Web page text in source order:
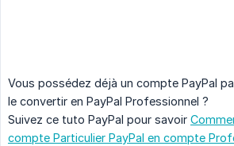
Vous possédez déjà un compte PayPal
le convertir en PayPal Professionnel ?
Suivez ce tuto PayPal pour savoir
compte Particulier PayPal en compte